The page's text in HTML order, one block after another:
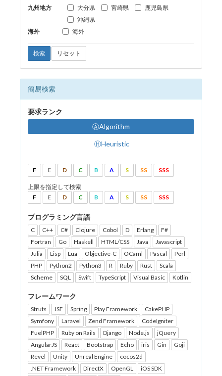
九州地方
大分県
宮崎県
鹿児島県
沖縄県
海外
海外
検索 リセット
簡易検索
要求ランク
ⒶAlgorithm
ⒽHeuristic
F E D C B A S SS SSS
上限を指定して検索
F
E D C B A S SS SSS
プログラミング言語
C C++ C# Clojure Cobol D Erlang
F#
Fortran
Go Haskell HTML/CSS Java
Javascript
Julia
Lisp Lua Objective-C OCaml Pascal
Perl
PHP
Python2 Python3 R Ruby Rust
Scala
Scheme
SQL Swift TypeScript Visual Basic Kotlin
フレームワーク
Struts JSF Spring Play Framework
CakePHP
Symfony
Laravel Zend Framework
CodeIgniter
FuelPHP
Ruby on Rails Django Node.js
jQuery
AngularJS
React Bootstrap Echo iris Gin
Goji
Revel
Unity Unreal Engine
cocos2d
.NET Framework
DirectX OpenGL
iOS SDK